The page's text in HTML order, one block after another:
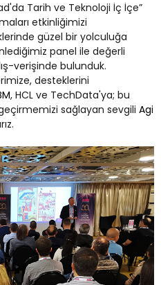
Tarih ve Teknoloji İç İçe”
etkinliğimizi
güzel bir yolculuğa
panel ile değerli
verişinde bulunduk.
desteklerini
, HCL ve TechData'ya; bu
sağlayan sevgili Agi